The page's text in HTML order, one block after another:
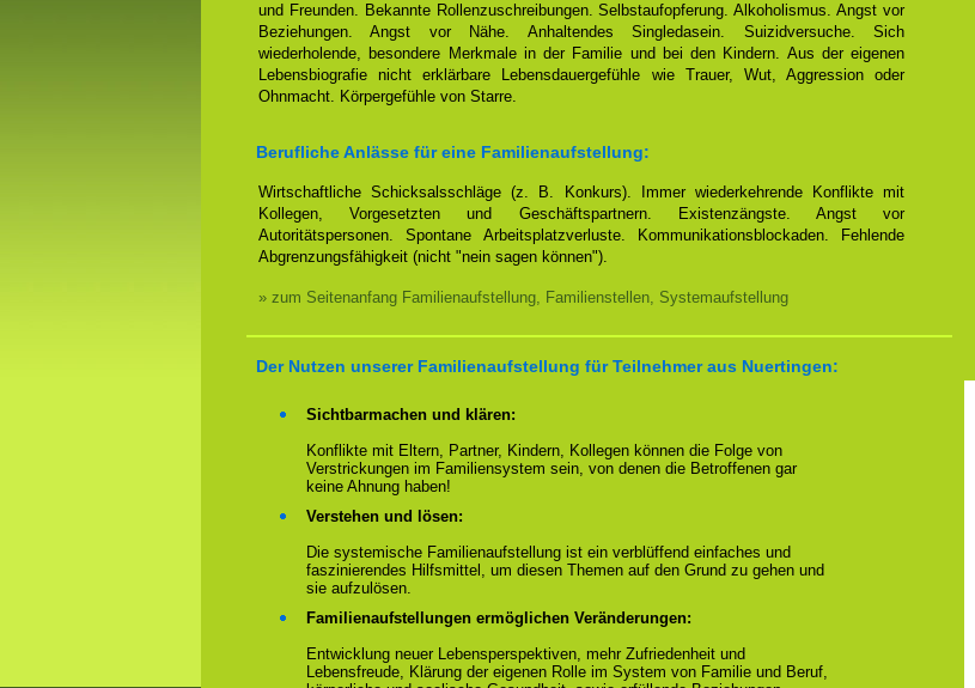
und Freunden. Bekannte Rollenzuschreibungen. Selbstaufopferung. Alkoholismus. Angst vor
Beziehungen. Angst vor Nähe. Anhaltendes Singledasein. Suizidversuche. Sich
wiederholende, besondere Merkmale in der Familie und bei den Kindern. Aus der eigenen
Lebensbiografie nicht erklärbare Lebensdauergefühle wie Trauer, Wut, Aggression oder
Ohnmacht. Körpergefühle von Starre.
Berufliche Anlässe für eine Familienaufstellung:
Wirtschaftliche Schicksalsschläge (z. B. Konkurs). Immer wiederkehrende Konflikte mit
Kollegen, Vorgesetzten und Geschäftspartnern. Existenzängste. Angst vor
Autoritätspersonen. Spontane Arbeitsplatzverluste. Kommunikationsblockaden. Fehlende
Abgrenzungsfähigkeit (nicht "nein sagen können").
» zum Seitenanfang Familienaufstellung, Familienstellen, Systemaufstellung
Der Nutzen unserer Familienaufstellung für Teilnehmer aus Nuertingen:
Sichtbarmachen und klären:
Konflikte mit Eltern, Partner, Kindern, Kollegen können die Folge von
Verstrickungen im Familiensystem sein, von denen die Betroffenen gar
keine Ahnung haben!
Verstehen und lösen:
Die systemische Familienaufstellung ist ein verblüffend einfaches und
faszinierendes Hilfsmittel, um diesen Themen auf den Grund zu gehen und
sie aufzulösen.
Familienaufstellungen ermöglichen Veränderungen:
Entwicklung neuer Lebensperspektiven, mehr Zufriedenheit und
Lebensfreude, Klärung der eigenen Rolle im System von Familie und Beruf,